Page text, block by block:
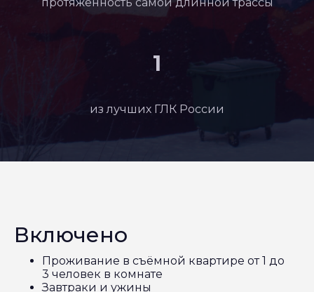
1
из лучших ГЛК России
Включено
Проживание в съёмной квартире от 1 до
3 человек в комнате
Завтраки и ужины